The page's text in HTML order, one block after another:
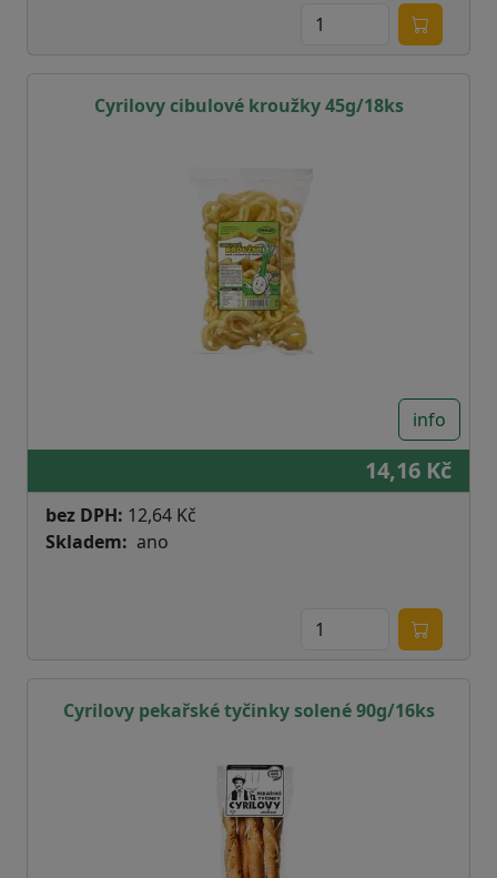
Cyrilovy cibulové kroužky 45g/18ks
info
14,16 Kč
bez DPH: 12,64 Kč
Skladem
ano
Cyrilovy pekařské tyčinky solené 90g/16ks